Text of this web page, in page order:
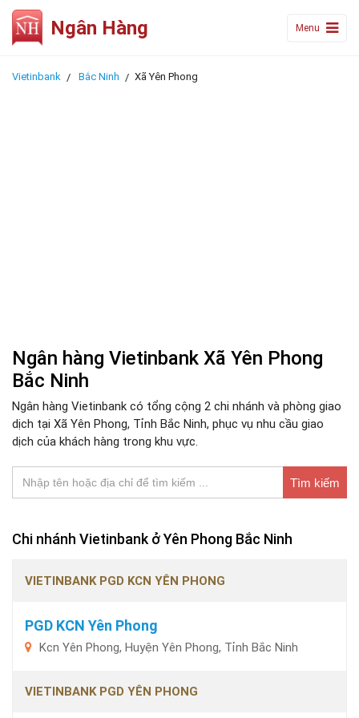
Ngân Hàng Menu
Vietinbank Bắc Ninh Xã Yên Phong
Ngân hàng Vietinbank Xã Yên Phong
Bắc Ninh
Ngân hàng Vietinbank có tổng cộng 2 chi nhánh và phòng giao
dịch tại Xã Yên Phong, Tỉnh Bắc Ninh, phục vụ nhu cầu giao
dịch của khách hàng trong khu vực.
Tìm kiếm
Chi nhánh Vietinbank ở Yên Phong Bắc Ninh
VIETINBANK PGD KCN YÊN PHONG
PGD KCN Yên Phong
Kcn Yên Phong, Huyện Yên Phong, Tỉnh Bắc Ninh
VIETINBANK PGD YÊN PHONG